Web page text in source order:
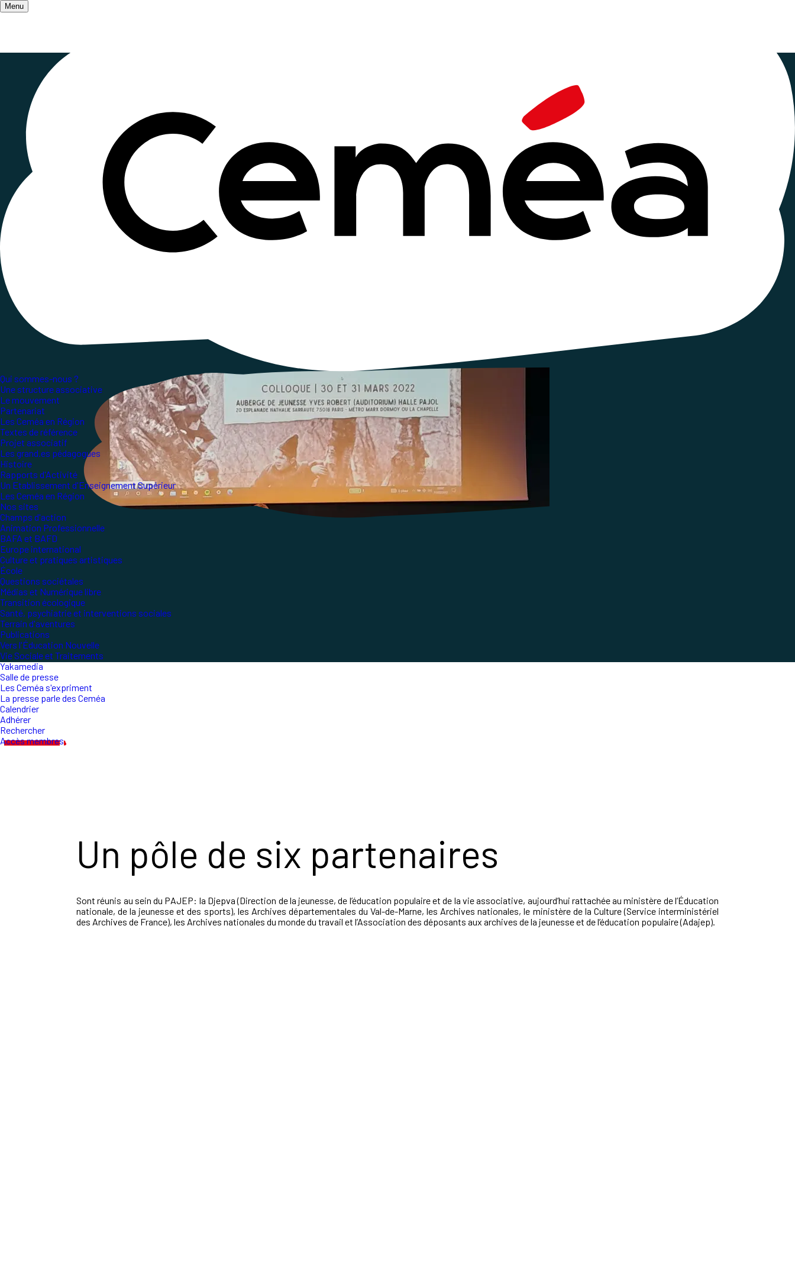
Menu
Qui sommes-nous ?
Une structure associative
Le mouvement
Partenariat
Les Ceméa en Région
Textes de référence
Projet associatif
Les grand.es pédagogues
Histoire
Rapports d'Activité
Un Etablissement d'Enseignement Supérieur
Les Ceméa en Région
Nos sites
Champs d'action
Animation Professionnelle
BAFA et BAFD
Europe international
Culture et pratiques artistiques
École
Questions sociétales
Médias et Numérique libre
Transition écologique
Santé, psychiatrie et interventions sociales
Terrain d'aventures
Publications
Vers l'Éducation Nouvelle
Vie Sociale et Traitements
Yakamedia
Salle de presse
Les Ceméa s'expriment
La presse parle des Ceméa
Calendrier
Adhérer
Rechercher
Accès membres
Qui sommes-nous ?
Le Pajep, un dispositif national
Publié le 18 janvier 2023 , mis à jour le
Lecture ~2 minutes
Le Pôle de conservation des Archives des associations de Jeunesse et d'Education Populaire (Pajep) est un cadre d'action dont la mission est de sauvegarder,
classer et valoriser les archives privées du secteur de la jeunesse et de l'éducation populaire : celles des associations nationales et franciliennes ou de
personnalités ayant joué un rôle dans ce domaine au niveau national et francilien.
Un pôle de six partenaires
Sont réunis au sein du PAJEP: la Djepva (Direction de la jeunesse, de l’éducation populaire et de la vie associative, aujourd’hui rattachée au ministère de l’Éducation
nationale, de la jeunesse et des sports), les Archives départementales du Val-de-Marne, les Archives nationales, le ministère de la Culture (Service interministériel
des Archives de France), les Archives nationales du monde du travail et l’Association des déposants aux archives de la jeunesse et de l’éducation populaire (Adajep).